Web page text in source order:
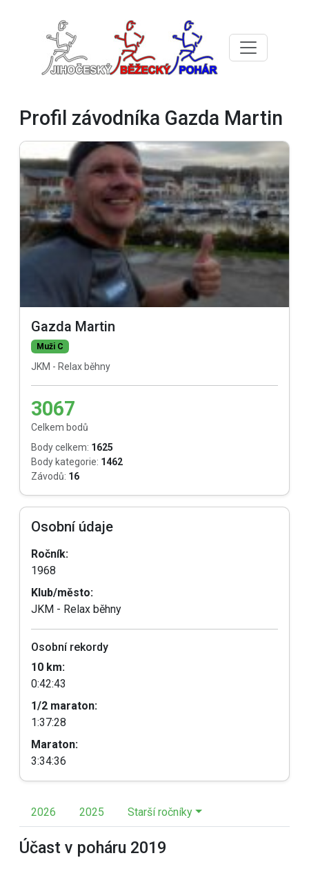
Profil závodníka Gazda Martin
Gazda Martin
Muži C
JKM - Relax běhny
3067
Celkem bodů
Body celkem: 1625
Body kategorie: 1462
Závodů: 16
Osobní údaje
Ročník:
1968
Klub/město:
JKM - Relax běhny
Osobní rekordy
10 km:
0:42:43
1/2 maraton:
1:37:28
Maraton:
3:34:36
2026 2025 Starší ročníky
Účast v poháru 2019